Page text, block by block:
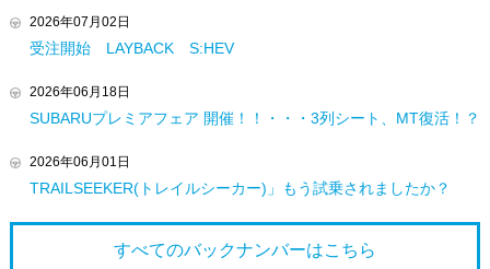
2026年07月02日
受注開始 LAYBACK S:HEV
2026年06月18日
SUBARUプレミアフェア 開催！！・・・3列シート、MT復活！？
2026年06月01日
TRAILSEEKER(トレイルシーカー)」もう試乗されましたか？
すべてのバックナンバーはこちら